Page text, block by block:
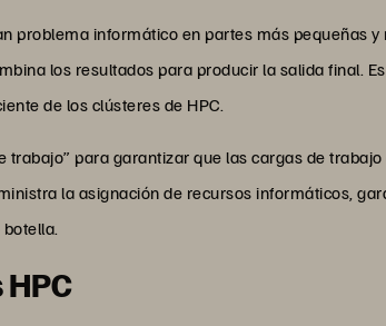
problema informático en partes más pequeñas
los resultados para producir la salida final.
de los clústeres de HPC.
trabajo” para garantizar que las cargas de
la asignación de recursos informáticos,